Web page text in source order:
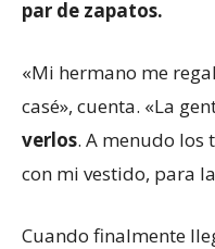
par de zapatos.
«Mi hermano me
casé», cuenta. «La
verlos. A menudo los
con mi vestido, para
Cuando finalmente